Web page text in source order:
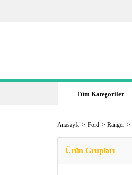
Tüm Kategoriler
Anasayfa Ford Ranger
Ürün Grupları